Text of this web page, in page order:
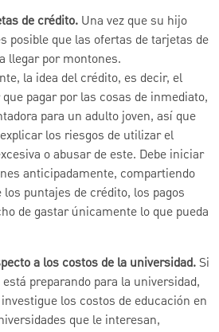
de crédito. Una vez que su hijo
posible que las ofertas de tarjetas de
llegar por montones.
la idea del crédito, es decir, el
pagar por las cosas de inmediato,
para un adulto joven, así que
los riesgos de utilizar el
o abusar de este. Debe iniciar
anticipadamente, compartiendo
puntajes de crédito, los pagos
de gastar únicamente lo que pueda
a los costos de la universidad.Si
preparando para la universidad,
los costos de educación en
que le interesan,